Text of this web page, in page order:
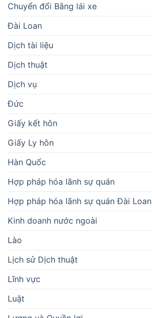
Chuyển đổi Bằng lái xe
Đài Loan
Dịch tài liệu
Dịch thuật
Dịch vụ
Đức
Giấy kết hôn
Giấy Ly hôn
Hàn Quốc
Hợp pháp hóa lãnh sự quán
Hợp pháp hóa lãnh sự quán Đài Loan
Kinh doanh nước ngoài
Lào
Lịch sử Dịch thuật
Lĩnh vực
Luật